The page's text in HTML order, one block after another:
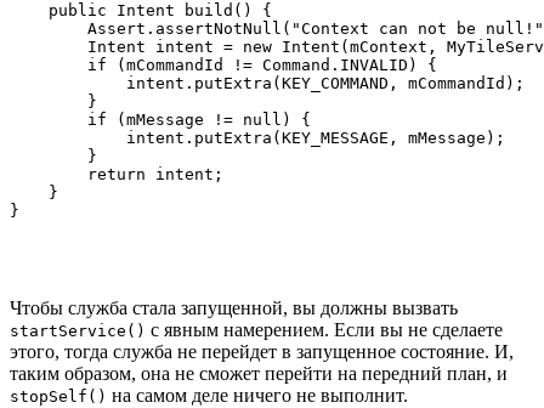
    public Intent build() {
Assert.assertNotNull("Context can not be
Intent intent = new Intent(mContext,
        if (mCommandId != Command.INVALID) {
            intent.putExtra(KEY_COMMAND, mCommandId);
        }
        if (mMessage != null) {
            intent.putExtra(KEY_MESSAGE, mMessage);
        }
        return intent;
    }
}
Чтобы служба стала запущенной, вы должны вызвать
startService() с явным намерением. Если вы не сделаете
этого, тогда служба не перейдет в запущенное состояние. И,
таким образом, она не сможет перейти на передний план, и
stopSelf() на самом деле ничего не выполнит.